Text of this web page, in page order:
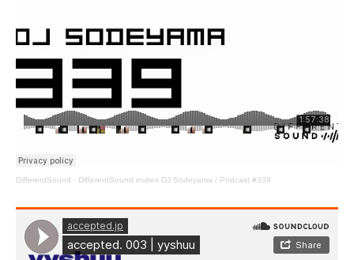
DifferentSound · DifferentSound invites DJ Sodeyama / Podcast #339